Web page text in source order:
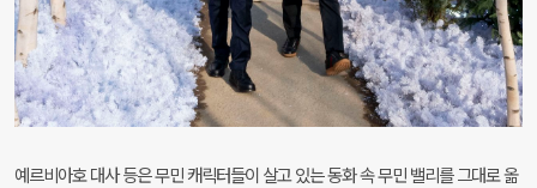
예르비아호 대사 등은 무민 캐릭터들이 살고 있는 동화 속 무민 밸리를 그대로 옮